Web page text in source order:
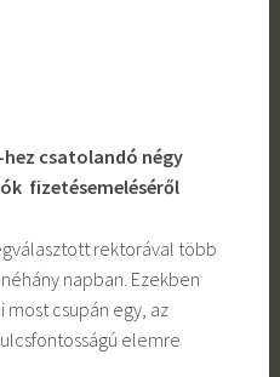
hez csatolandó négy
fizetésemeléséről
rektorával több
napban. Ezekben
csupán egy, az
elemre